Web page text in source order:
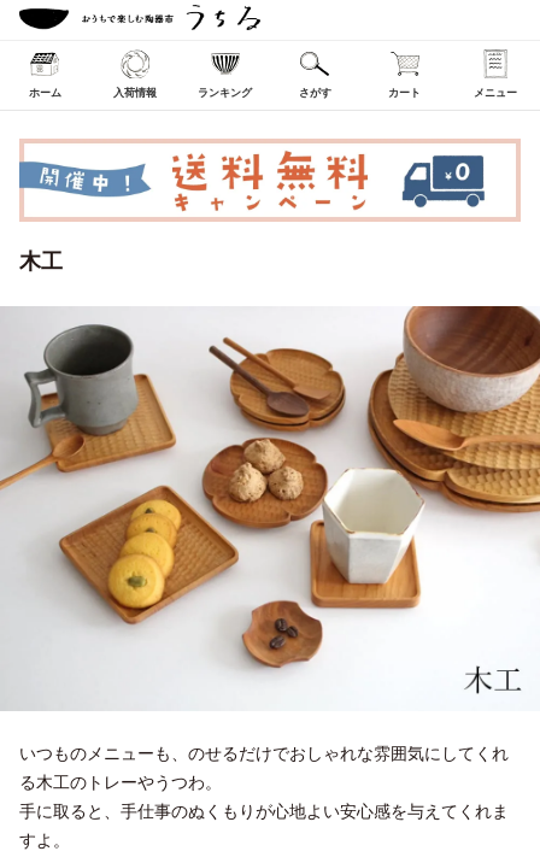
ホーム 入荷情報 ランキング さがす カート メニュー
木工
いつものメニューも、のせるだけでおしゃれな雰囲気にしてくれ
る木工のトレーやうつわ。
手に取ると、手仕事のぬくもりが心地よい安心感を与えてくれま
すよ。